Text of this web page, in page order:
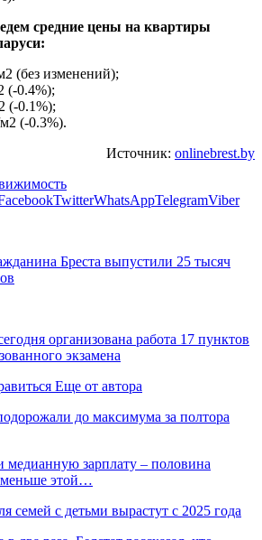
средние цены на квартиры
(без изменений);
(-0.4%);
(-0.1%);
(-0.3%).
Источник: onlinebrest.by
TwitterWhatsAppTelegramViber
Бреста выпустили 25 тысяч
организована работа 17 пунктов
экзамена
Еще от автора
до максимума за полтора
медианную зарплату – половина
меньше этой…
семей с детьми вырастут с 2025 года